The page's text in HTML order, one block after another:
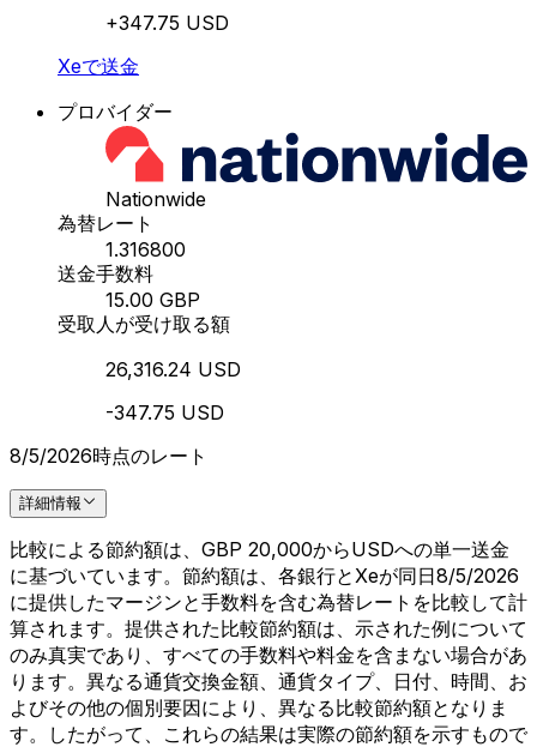
+347.75 USD
Xeで送金
プロバイダー
Nationwide
為替レート
1.316800
送金手数料
15.00 GBP
受取人が受け取る額
26,316.24 USD
-347.75 USD
8/5/2026時点のレート
詳細情報
比較による節約額は、GBP 20,000からUSDへの単一送金
に基づいています。節約額は、各銀行とXeが同日8/5/2026
に提供したマージンと手数料を含む為替レートを比較して計
算されます。提供された比較節約額は、示された例について
のみ真実であり、すべての手数料や料金を含まない場合があ
ります。異なる通貨交換金額、通貨タイプ、日付、時間、お
よびその他の個別要因により、異なる比較節約額となりま
す。したがって、これらの結果は実際の節約額を示すもので